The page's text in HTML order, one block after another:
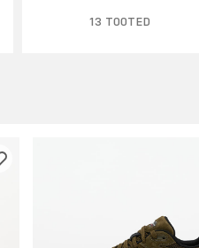
13 TOOTED